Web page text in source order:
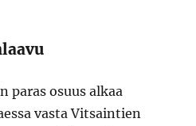
paras osuus alkaa
vasta Vitsaintien